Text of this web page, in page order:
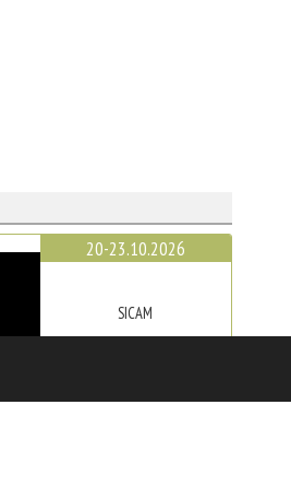
20-23.10.2026
SICAM